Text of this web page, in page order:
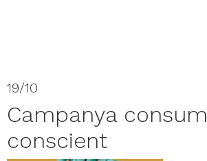
19/10
Campanya consum
conscient